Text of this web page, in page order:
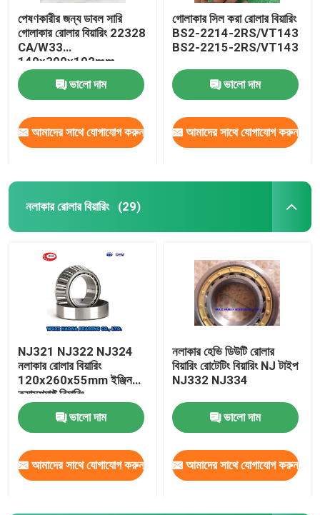
পেষণকারীর জন্য ডাবল সারি
গোলাকার রোলার বিয়ারিং 22328
CA/W33
140x300x102mm
ভালো দাম
আমাদের সাথে যোগাযোগ করুন
গোলাকার সিল করা রোলার বিয়ারিং
BS2-2214-2RS/VT143
BS2-2215-2RS/VT143
ভালো দাম
আমাদের সাথে যোগাযোগ করুন
নলাকার রোলার বিয়ারিং (29)
NJ321 NJ322 NJ324
নলাকার রোলার বিয়ারিং
120x260x55mm ইঞ্জিন
ক্যামশ্যাফ্ট বিয়ারিং
ভালো দাম
আমাদের সাথে যোগাযোগ করুন
নলাকার হেভি ডিউটি ​​রোলার
বিয়ারিং রোটেটিং বিয়ারিং NJ টাইপ
NJ332 NJ334
ভালো দাম
আমাদের সাথে যোগাযোগ করুন